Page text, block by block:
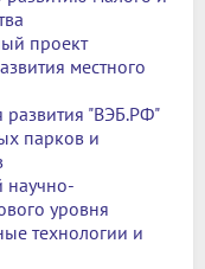
проект
местного
развития "ВЭБ.РФ"
парков и
научно-
уровня
технологии и